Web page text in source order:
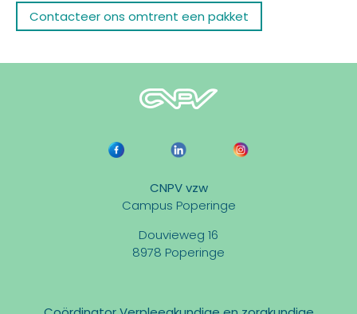
Contacteer ons omtrent een pakket
CNPV vzw
Campus Poperinge
Douvieweg 16
8978 Poperinge